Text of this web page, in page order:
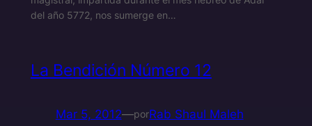
del año 5772, nos sumerge en…
La Bendición Número 12
Mar 5, 2012—porRab Shaul Maleh